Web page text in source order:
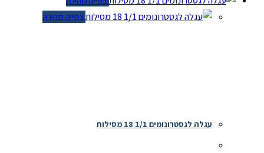
צפייה מהירה
עגלה לגסטרונומים 1/1 18 מסילות